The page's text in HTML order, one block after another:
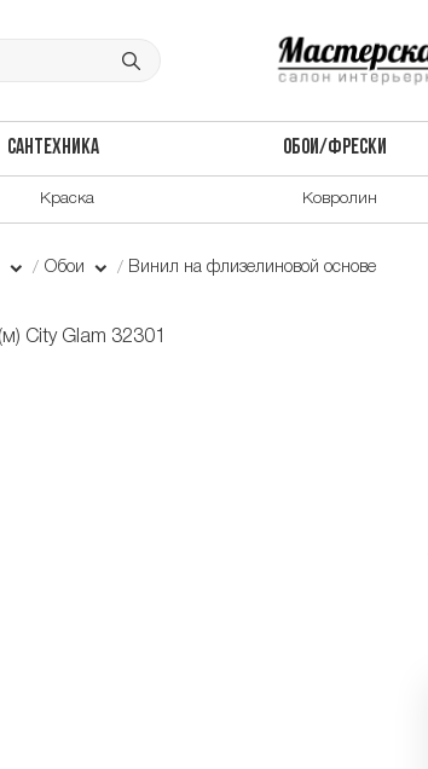
САНТЕХНИКА ОБОИ/ФРЕСКИ
Краска Ковролин
Обои Винил на флизелиновой основе